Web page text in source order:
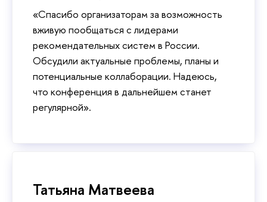
«Спасибо организаторам за возможность
вживую пообщаться с лидерами
рекомендательных систем в России.
Обсудили актуальные проблемы, планы и
потенциальные коллаборации. Надеюсь,
что конференция в дальнейшем станет
регулярной».
Татьяна Матвеева